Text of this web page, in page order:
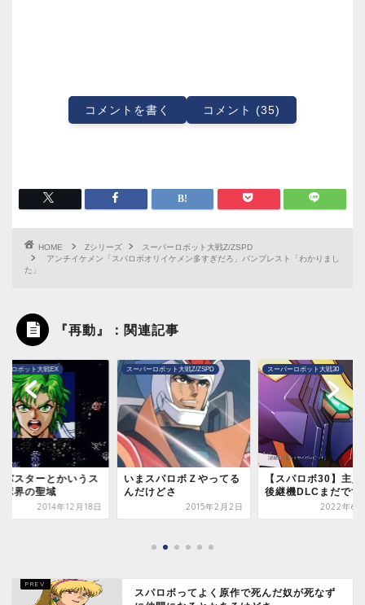
コメントを書く コメント (35)
HOME Zシリーズ
スーパーロボット大戦Z/ZSPD
アンチイケメン「スパロボオリイケメン多すぎだろ」バンプレスト「わかりまし
た」
『再動』：関連記事
ーロボット大戦Z/ZSPD
スパロボＺやってる
けどさ
2015年2月2日
スーパーロボット大戦30
【スパロボ30】主人公機
後継機DLCまだですか？
2022年6月28日
スーパーロボット大戦30
【スパロボ30】みん
主人公どっちで始め
2021年8
スパロボってよく原作で死んだ奴が死なず